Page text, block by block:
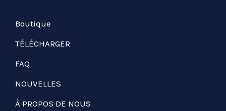
Boutique
TÉLÉCHARGER
FAQ
NOUVELLES
À PROPOS DE NOUS